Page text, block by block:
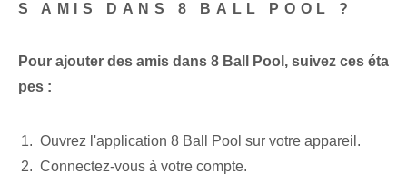
S AMIS DANS 8 BALL POOL ?
Pour ajouter des amis dans 8 Ball Pool, suivez ces éta
pes :
Ouvrez l'application 8 Ball Pool sur votre appareil.
Connectez-vous à votre compte.